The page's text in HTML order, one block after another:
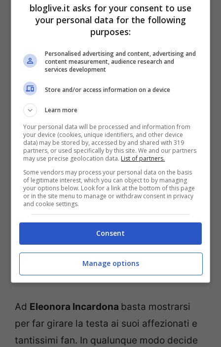
Eleonora Incardona seduta
a bordo piscina mostra
curve pazzesche, è uno
schianto
Ad Eleonora Incardona basta mostrarsi
per far girare la testa ai suoi affezionati e
tantissimi fan. In qualunque modo decide
bloglive.it asks for your consent to use
your personal data for the following
purposes:
Personalised advertising and content, advertising and
content measurement, audience research and
services development
Store and/or access information on a device
Learn more
Your personal data will be processed and information from
your device (cookies, unique identifiers, and other device
data) may be stored by, accessed by and shared with 319
partners, or used specifically by this site. We and our partners
may use precise geolocation data. List of partners.
Some vendors may process your personal data on the basis
of legitimate interest, which you can object to by managing
your options below. Look for a link at the bottom of this page
or in the site menu to manage or withdraw consent in privacy
and cookie settings.
Consent
Manage options